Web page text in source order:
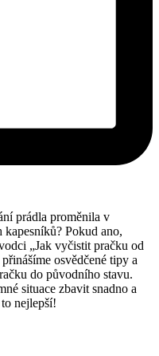
prádla proměnila v
Pokud ano,⁢
„Jak vyčistit⁢ pračku od
osvědčené tipy a⁣
do původního ‍stavu.
situace ⁤zbavit snadno ⁤a
nejlepší!